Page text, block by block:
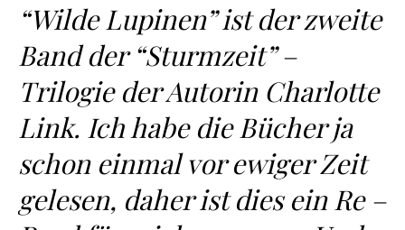
“Wilde Lupinen” ist der zweite
Band der “Sturmzeit” –
Trilogie der Autorin Charlotte
Link. Ich habe die Bücher ja
schon einmal vor ewiger Zeit
gelesen, daher ist dies ein Re –